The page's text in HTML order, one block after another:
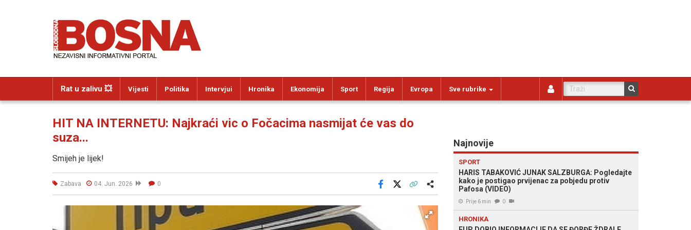
Rat u zalivu 💥 Vijesti Politika Intervjui Hronika Ekonomija Sport Regija Evropa Sve rubrike
HIT NA INTERNETU: Najkraći vic o Fočacima nasmijat će vas do
suza...
Smijeh je lijek!
Zabava 04. Jun. 2026 0
Facebook
Najnovije
SPORT
HARIS TABAKOVIĆ JUNAK SALZBURGA: Pogledajte
kako je postigao prvijenac za pobjedu protiv
Pafosa (VIDEO)
Prije 6 min 0
HRONIKA